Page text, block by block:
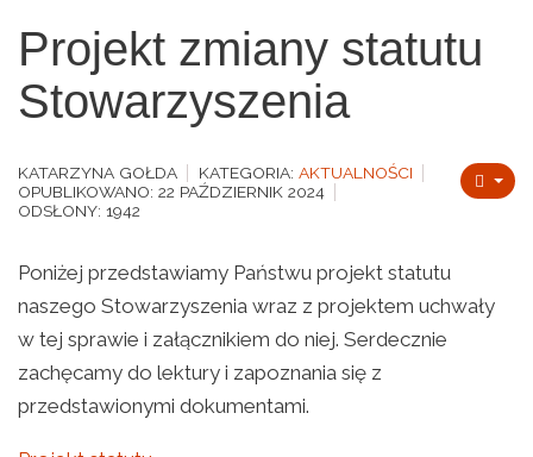
Projekt zmiany statutu
Stowarzyszenia
KATARZYNA GOŁDA KATEGORIA: AKTUALNOŚCI
OPUBLIKOWANO: 22 PAŹDZIERNIK 2024
ODSŁONY: 1942
Poniżej przedstawiamy Państwu projekt statutu
naszego Stowarzyszenia wraz z projektem uchwały
w tej sprawie i załącznikiem do niej. Serdecznie
zachęcamy do lektury i zapoznania się z
przedstawionymi dokumentami.